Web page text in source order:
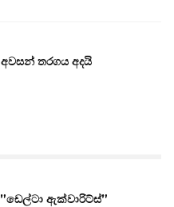
තරගය අදයි
”ඩෙල්ටා ඇක්වාරිට්ස්”